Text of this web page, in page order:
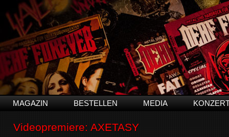
MAGAZIN BESTELLEN MEDIA
Videopremiere: AXETASY